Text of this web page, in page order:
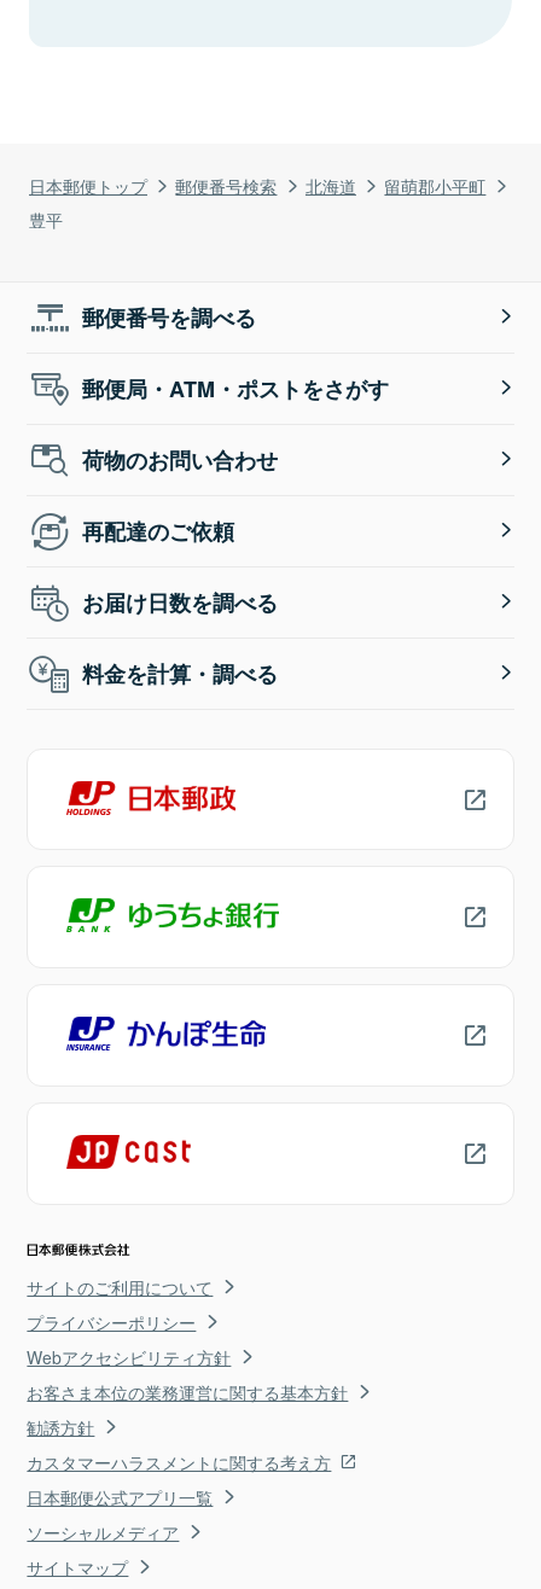
日本郵便トップ 郵便番号検索 北海道
留萌郡小平町
豊平
郵便番号を調べる
郵便局・ATM・ポストをさがす
荷物のお問い合わせ
再配達のご依頼
お届け日数を調べる
料金を計算・調べる
サイトのご利用について
プライバシーポリシー
Webアクセシビリティ方針
お客さま本位の業務運営に関する基本方針
勧誘方針
カスタマーハラスメントに関する考え方
日本郵便公式アプリ一覧
ソーシャルメディア
サイトマップ